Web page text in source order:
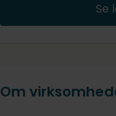
Se
Om